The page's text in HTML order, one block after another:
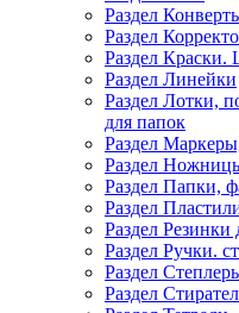
Раздел
Раздел
Раздел
Раздел Линейки
Раздел Лотки,
для папок
Раздел
Раздел
Раздел Папки,
Раздел
Раздел Резинки
Раздел Ручки.
Раздел
Раздел